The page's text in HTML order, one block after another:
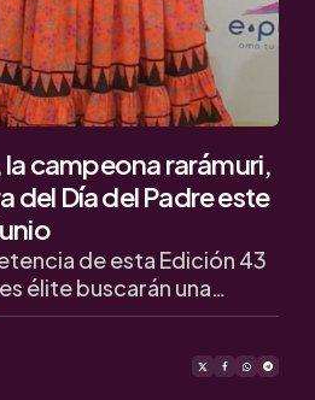
la campeona rarámuri,
del Día del Padre este
de esta Edición 43
élite buscarán una…